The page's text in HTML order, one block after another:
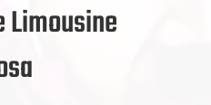
Limousine